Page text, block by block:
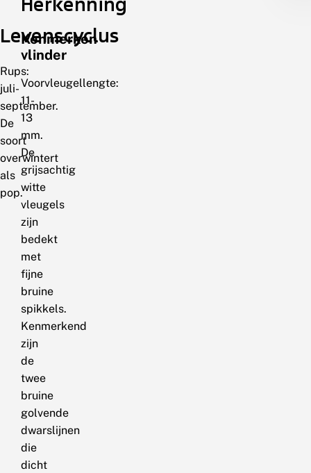
Levenscyclus
Rups:
juli-
september.
De
soort
overwintert
als
pop.
Kenmerken
vlinder
Voorvleugellengte:
11-
13
mm.
De
grijsachtig
witte
vleugels
zijn
bedekt
met
fijne
bruine
spikkels.
Kenmerkend
zijn
de
twee
bruine
golvende
dwarslijnen
die
dicht